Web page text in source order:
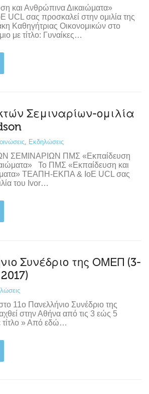
και Ανθρώπινα Δικαιώματα»
σας προσκαλεί στην ομιλία της
Καθηγήτριας Οικονομικών στο
με τίτλο: Γυναίκες…
Σεμιναρίων-ομιλία
, Εκδηλώσεις
ΣΕΜΙΝΑΡΙΩΝ ΠΜΣ «Εκπαίδευση
Το ΠΜΣ «Εκπαίδευση και
ΤΕΑΠΗ-ΕΚΠΑ & ΙoE UCL σας
του Ivor…
Συνέδριο της ΟΜΕΠ (3-
11ο Πανελλήνιο Συνέδριο της
στην Αθήνα από τις 3 εώς 5
τίτλο » Από εδώ…